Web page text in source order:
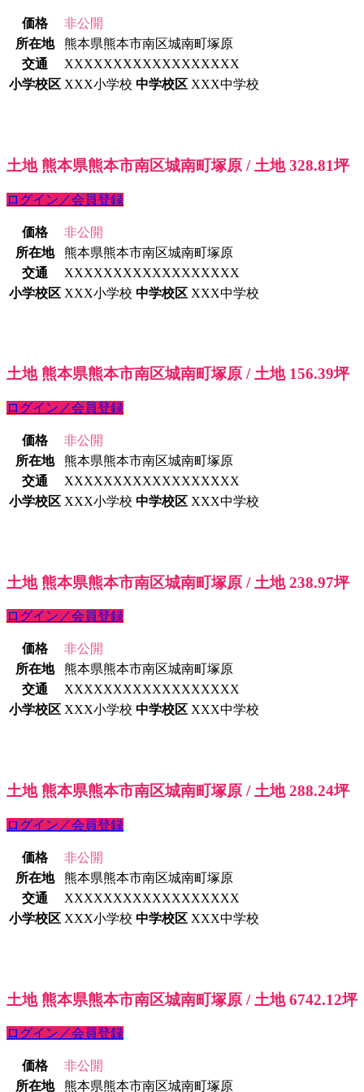
価格
非公開
所在地
熊本県熊本市南区城南町塚原
交通
XXXXXXXXXXXXXXXXXX
小学校区 XXX小学校 中学校区 XXX中学校
土地 熊本県熊本市南区城南町塚原 / 土地 328.81坪
ログイン／会員登録
価格
非公開
所在地
熊本県熊本市南区城南町塚原
交通
XXXXXXXXXXXXXXXXXX
小学校区 XXX小学校 中学校区 XXX中学校
土地 熊本県熊本市南区城南町塚原 / 土地 156.39坪
ログイン／会員登録
価格
非公開
所在地
熊本県熊本市南区城南町塚原
交通
XXXXXXXXXXXXXXXXXX
小学校区 XXX小学校 中学校区 XXX中学校
土地 熊本県熊本市南区城南町塚原 / 土地 238.97坪
ログイン／会員登録
価格
非公開
所在地
熊本県熊本市南区城南町塚原
交通
XXXXXXXXXXXXXXXXXX
小学校区 XXX小学校 中学校区 XXX中学校
土地 熊本県熊本市南区城南町塚原 / 土地 288.24坪
ログイン／会員登録
価格
非公開
所在地
熊本県熊本市南区城南町塚原
交通
XXXXXXXXXXXXXXXXXX
小学校区 XXX小学校 中学校区 XXX中学校
土地 熊本県熊本市南区城南町塚原 / 土地 6742.12坪
ログイン／会員登録
価格
非公開
所在地
熊本県熊本市南区城南町塚原